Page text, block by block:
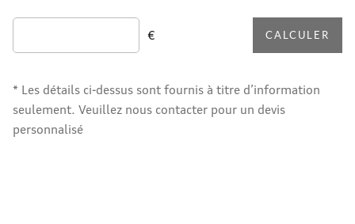
€ CALCULER
* Les détails ci-dessus sont fournis à titre d’information
seulement. Veuillez nous contacter pour un devis
personnalisé